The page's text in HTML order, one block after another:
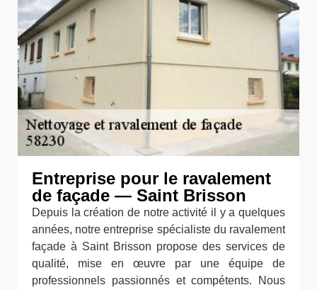
Entreprise pour le ravalement
de façade — Saint Brisson
Depuis la création de notre activité il y a quelques
années, notre entreprise spécialiste du ravalement
façade à Saint Brisson propose des services de
qualité, mise en œuvre par une équipe de
professionnels passionnés et compétents. Nous